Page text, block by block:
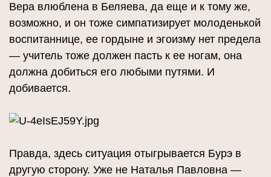
Вера влюблена в Беляева, да еще и к тому же,
возможно, и он тоже симпатизирует молоденькой
воспитаннице, ее гордыне и эгоизму нет предела
— учитель тоже должен пасть к ее ногам, она
должна добиться его любыми путями. И
добивается.
Правда, здесь ситуация отыгрывается Бурэ в
другую сторону. Уже не Наталья Павловна —